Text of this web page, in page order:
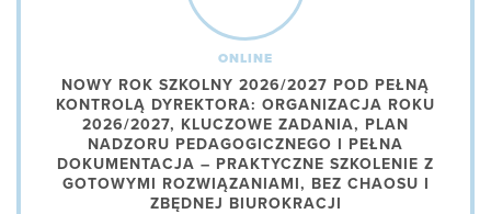
ONLINE
NOWY ROK SZKOLNY 2026/2027 POD PEŁNĄ
KONTROLĄ DYREKTORA: ORGANIZACJA ROKU
2026/2027, KLUCZOWE ZADANIA, PLAN
NADZORU PEDAGOGICZNEGO I PEŁNA
DOKUMENTACJA – PRAKTYCZNE SZKOLENIE Z
GOTOWYMI ROZWIĄZANIAMI, BEZ CHAOSU I
ZBĘDNEJ BIUROKRACJI